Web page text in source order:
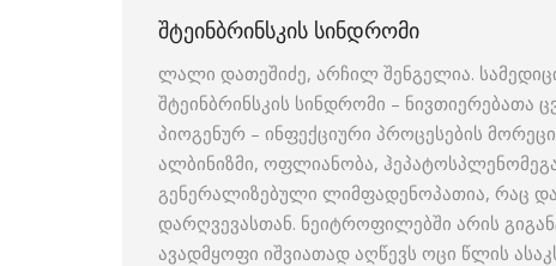
ᲨᲢᲔᲘᲜᲑᲠᲘᲜᲡᲙᲘᲡ ᲡᲘᲜᲓᲠᲝᲛᲘ
ლალი დათეშიძე, არჩილ შენგელია.
შტეინბრინსკის სინდრომი – ნივთიერებათა
პიოგენურ – ინფექციური პროცესების
ალბინიზმი, ოფლიანობა,
გენერალიზებული ლიმფადენოპათია, რაც
დარღვევასთან. ნეიტროფილებში არის
ავადმყოფი იშვიათად აღწევს ოცი წლის